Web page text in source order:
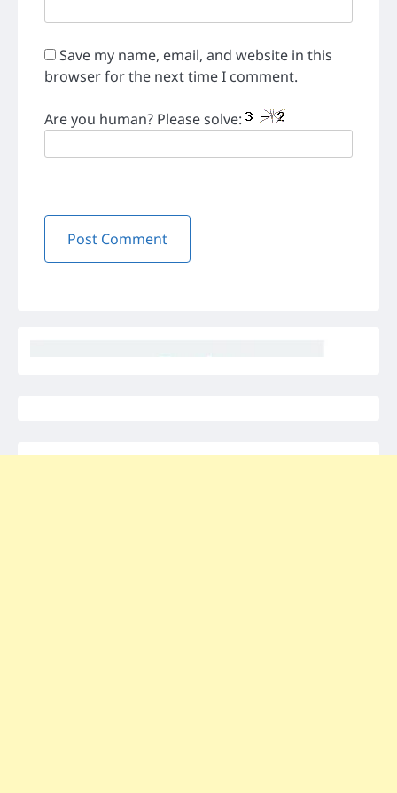
Save my name, email, and website in this
browser for the next time I comment.
Are you human? Please solve: